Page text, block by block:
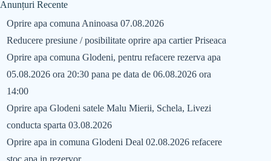
Anunțuri Recente
Oprire apa comuna Aninoasa 07.08.2026
Reducere presiune / posibilitate oprire apa cartier Priseaca
Oprire apa comuna Glodeni, pentru refacere rezerva apa
05.08.2026 ora 20:30 pana pe data de 06.08.2026 ora
14:00
Oprire apa Glodeni satele Malu Mierii, Schela, Livezi
conducta sparta 03.08.2026
Oprire apa in comuna Glodeni Deal 02.08.2026 refacere
stoc apa in rezervor